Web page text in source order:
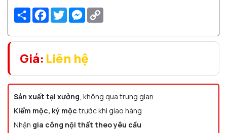
Share Facebook
TwitterMessenger
Giá: Liên hệ
Sản xuất tại xưởng, không qua trung gian
Kiểm mộc, ký mộc trước khi giao hàng
Nhận gia công nội thất theo yêu cầu